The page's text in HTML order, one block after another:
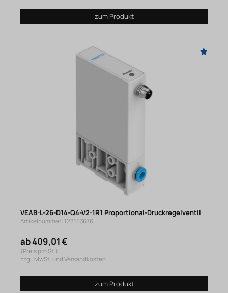
zum Produkt
VEAB-L-26-D14-Q4-V2-1R1 Proportional-Druckregelventil
Artikelnummer: 128153676
ab 409,01 €
(Preis pro St.)
zzgl. MwSt. und Versandkosten
zum Produkt